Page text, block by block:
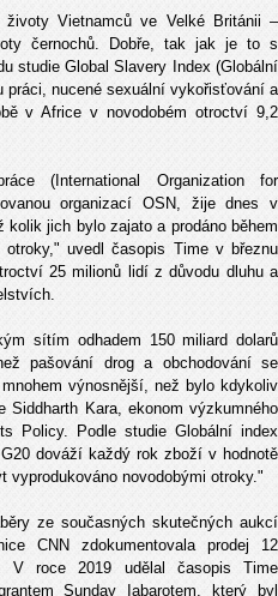
Vietnamců ve Velké Británii –
černochů. Dobře, tak jak je to s
studie Global Slavery Index (Globální
práci, nucené sexuální vykořisťování a
v Africe v novodobém otroctví 9,2
(International Organization for
organizací OSN, žije dnes v
jich bylo zajato a prodáno během
uvedl časopis Time v březnu
25 milionů lidí z důvodu dluhu a
sítím odhadem 150 miliard dolarů
pašování drog a obchodování se
výnosnější, než bylo kdykoliv
Kara, ekonom výzkumného
Policy. Podle studie Globální index
dováží každý rok zboží v hodnotě
vyprodukováno novodobými otroky."
ze současných skutečných aukcí
CNN zdokumentovala prodej 12
V roce 2019 udělal časopis Time
Sunday Iabarotem, který byl